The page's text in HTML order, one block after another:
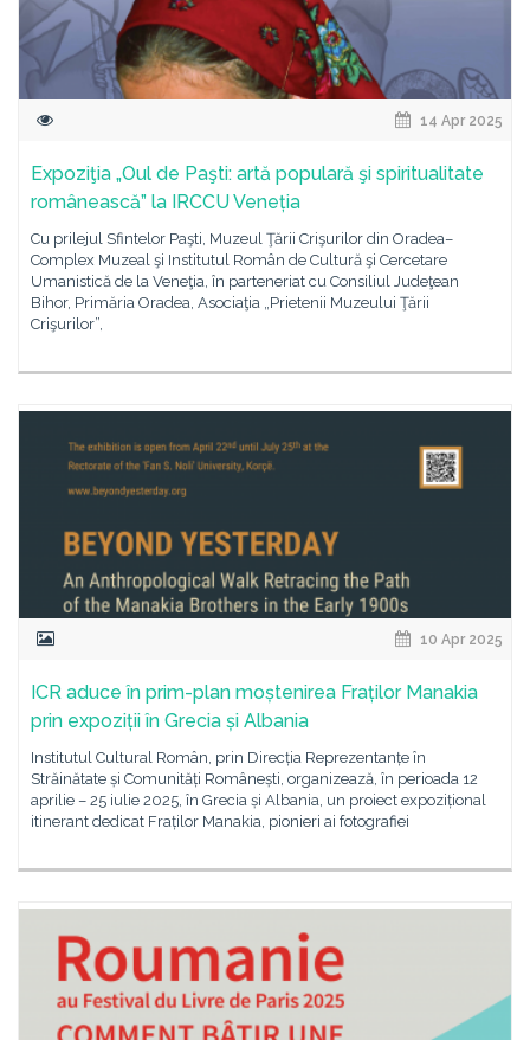
14 Apr 2025
Expoziţia „Oul de Paşti: artă populară şi spiritualitate
românească” la IRCCU Veneția
Cu prilejul Sfintelor Paşti, Muzeul Ţării Crişurilor din Oradea–
Complex Muzeal şi Institutul Român de Cultură şi Cercetare
Umanistică de la Veneţia, în parteneriat cu Consiliul Judeţean
Bihor, Primăria Oradea, Asociaţia „Prietenii Muzeului Ţării
Crişurilor”,
10 Apr 2025
ICR aduce în prim-plan moștenirea Fraților Manakia
prin expoziții în Grecia și Albania
Institutul Cultural Român, prin Direcția Reprezentanțe în
Străinătate și Comunități Românești, organizează, în perioada 12
aprilie – 25 iulie 2025, în Grecia și Albania, un proiect expozițional
itinerant dedicat Fraților Manakia, pionieri ai fotografiei